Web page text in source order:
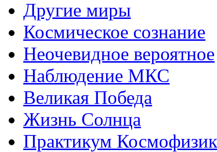
Другие миры
Космическое сознание
Неочевидное вероятное
Наблюдение МКС
Великая Победа
Жизнь Солнца
Практикум